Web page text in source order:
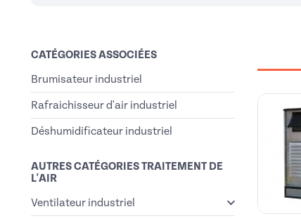
CATÉGORIES ASSOCIÉES
Brumisateur industriel
Rafraichisseur d'air industriel
Déshumidificateur industriel
AUTRES CATÉGORIES TRAITEMENT DE
L'AIR
Ventilateur industriel